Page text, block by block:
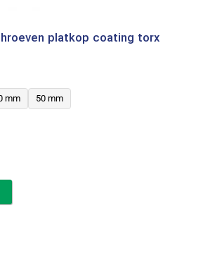
platkop coating torx
mm 50 mm